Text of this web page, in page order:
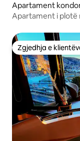
Apartament
Apartament i plotë
Zgjedhja e
Zgjedhja e